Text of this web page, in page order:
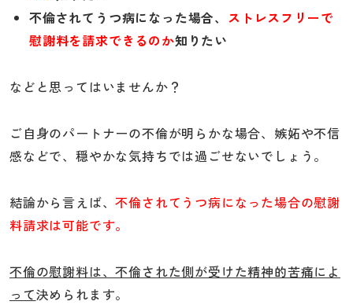
不倫されてうつ病になった場合、 ストレスフリーで
慰謝料を請求できるのか知りたい
などと思ってはいませんか？
ご自身のパートナーの不倫が明らかな場合、嫉妬や不信
感などで、穏やかな気持ちでは過ごせないでしょう。
結論から言えば、不倫されてうつ病になった場合の慰謝
料請求は可能です。
不倫の慰謝料は、不倫された側が受けた精神的苦痛によ
って決められます。